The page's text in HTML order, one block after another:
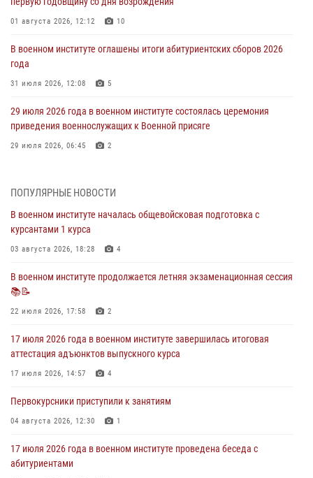
01 августа 2026, 12:12 10
В военном институте оглашены итоги абитуриентских сборов 2026
года
31 июля 2026, 12:08 5
29 июля 2026 года в военном институте состоялась церемония
приведения военнослужащих к Военной присяге
29 июля 2026, 06:45 2
экзамен по вождению
28 июля 2026 года в военном институте организована беседа и
праздничный молебен
В военном институте завершается летняя экзаменационная сессия
28 июля 2026, 10:41
27 июля 2026 года в военном институте поощрены курсанты
ПОПУЛЯРНЫЕ НОВОСТИ
В военном институте началась общевойсковая подготовка с
курсантами 1 курса
03 августа 2026, 18:28 4
В военном институте продолжается летняя экзаменационная сессия
📚📝
22 июля 2026, 17:58 2
17 июля 2026 года в военном институте завершилась итоговая
аттестация адъюнктов выпускного курса
17 июля 2026, 14:57 4
Первокурсники приступили к занятиям
04 августа 2026, 12:30 1
17 июля 2026 года в военном институте проведена беседа с
абитуриентами